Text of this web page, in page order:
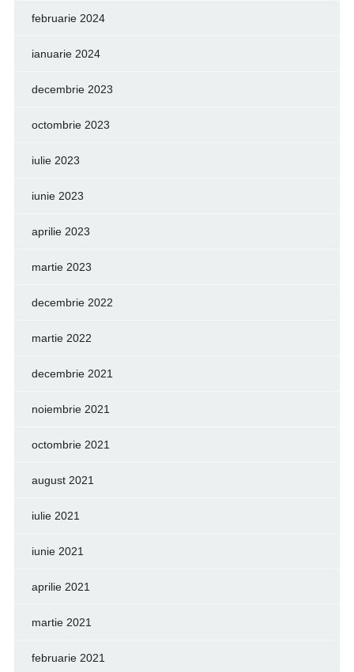
februarie 2024
ianuarie 2024
decembrie 2023
octombrie 2023
iulie 2023
iunie 2023
aprilie 2023
martie 2023
decembrie 2022
martie 2022
decembrie 2021
noiembrie 2021
octombrie 2021
august 2021
iulie 2021
iunie 2021
aprilie 2021
martie 2021
februarie 2021